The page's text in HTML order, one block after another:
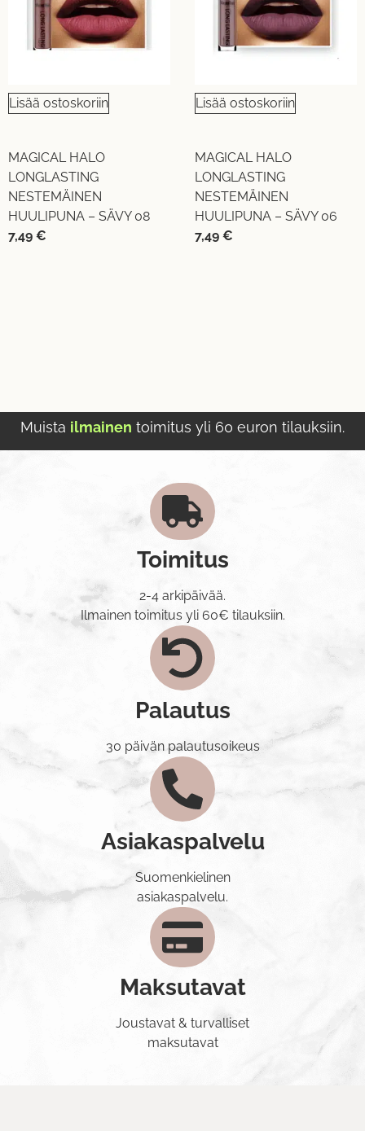
Lisää ostoskoriin
MAGICAL HALO
LONGLASTING
NESTEMÄINEN
HUULIPUNA – SÄVY 08
7,49 €
Lisää ostoskoriin
MAGICAL HALO
LONGLASTING
NESTEMÄINEN
HUULIPUNA – SÄVY 06
7,49 €
Muista ilmainen toimitus yli 60 euron tilauksiin.
Toimitus
2-4 arkipäivää.
Ilmainen toimitus yli 60€ tilauksiin.
Palautus
30 päivän palautusoikeus
Asiakaspalvelu
Suomenkielinen
asiakaspalvelu.
Maksutavat
Joustavat & turvalliset
maksutavat